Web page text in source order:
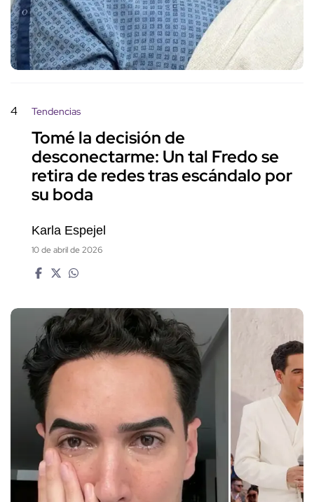
4 Tendencias
Tomé la decisión de
desconectarme: Un tal Fredo se
retira de redes tras escándalo por
su boda
Karla Espejel
10 de abril de 2026